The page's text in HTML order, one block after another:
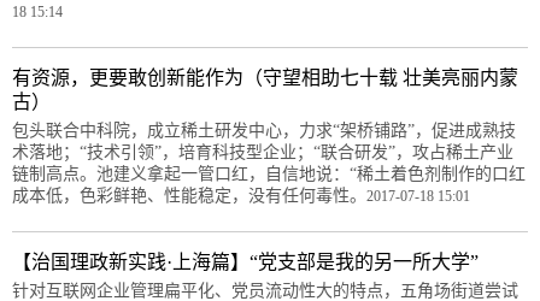
18 15:14
有资源，更要敢创新能作为（守望相助七十载 壮美亮丽内蒙
古）
包头联合中科院，成立稀土研发中心，力求“架桥铺路”，促进成熟技
术落地；“技术引领”，培育科技型企业；“联合研发”，攻占稀土产业
链制高点。池建义拿起一管口红，自信地说：“稀土着色剂制作的口红
成本低，色彩鲜艳、性能稳定，没有任何毒性。 2017-07-18 15:01
【治国理政新实践·上海篇】“党支部是我的另一所大学”
针对互联网企业管理扁平化、党员流动性大的特点，五角场街道尝试